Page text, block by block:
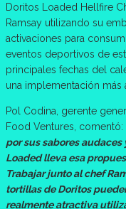
Doritos Loaded Hellfire
Ramsay utilizando su
activaciones para
eventos deportivos de
principales fechas del
una implementación más
Pol Codina, gerente
Food Ventures, comentó:
por sus sabores
Loaded lleva esa
Trabajar junto al chef
tortillas de Doritos
realmente atractiva